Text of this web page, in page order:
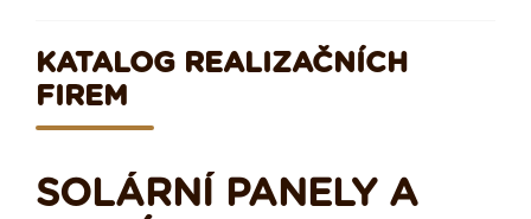
KATALOG REALIZAČNÍCH
FIREM
SOLÁRNÍ PANELY A